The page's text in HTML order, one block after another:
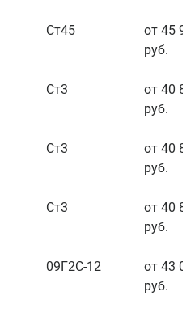
Ст45
от 45
руб.
Ст3
от 40
руб.
Ст3
от 40
руб.
Ст3
от 40
руб.
09Г2С-12
от 43
руб.